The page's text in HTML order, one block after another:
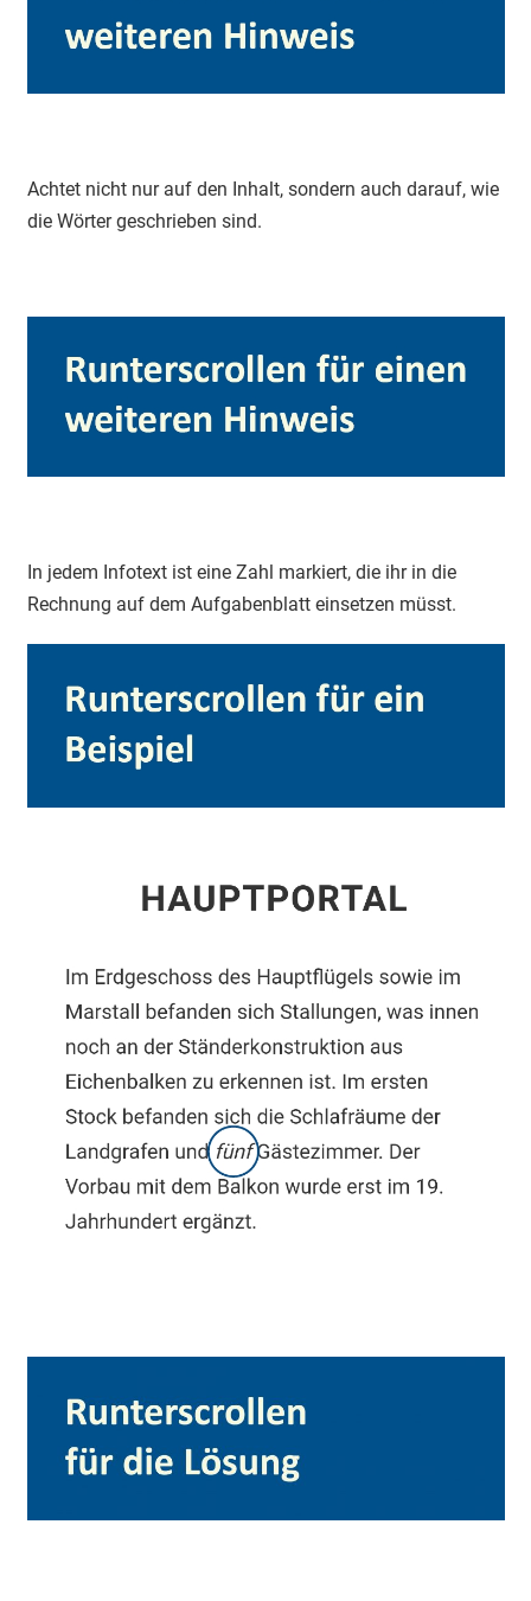
Achtet nicht nur auf den Inhalt, sondern auch darauf, wie
die Wörter geschrieben sind.
In jedem Infotext ist eine Zahl markiert, die ihr in die
Rechnung auf dem Aufgabenblatt einsetzen müsst.